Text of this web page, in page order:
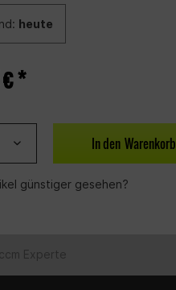
heute
*
In den Warenkorb
günstiger gesehen?
Experte